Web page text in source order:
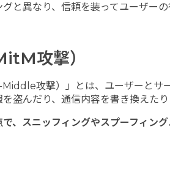
と異なり、信頼を装ってユーザー
攻撃）
攻撃）」とは、ユーザーとサ
盗んだり、通信内容を書き換えたり
、スニッフィングやスプーフィン